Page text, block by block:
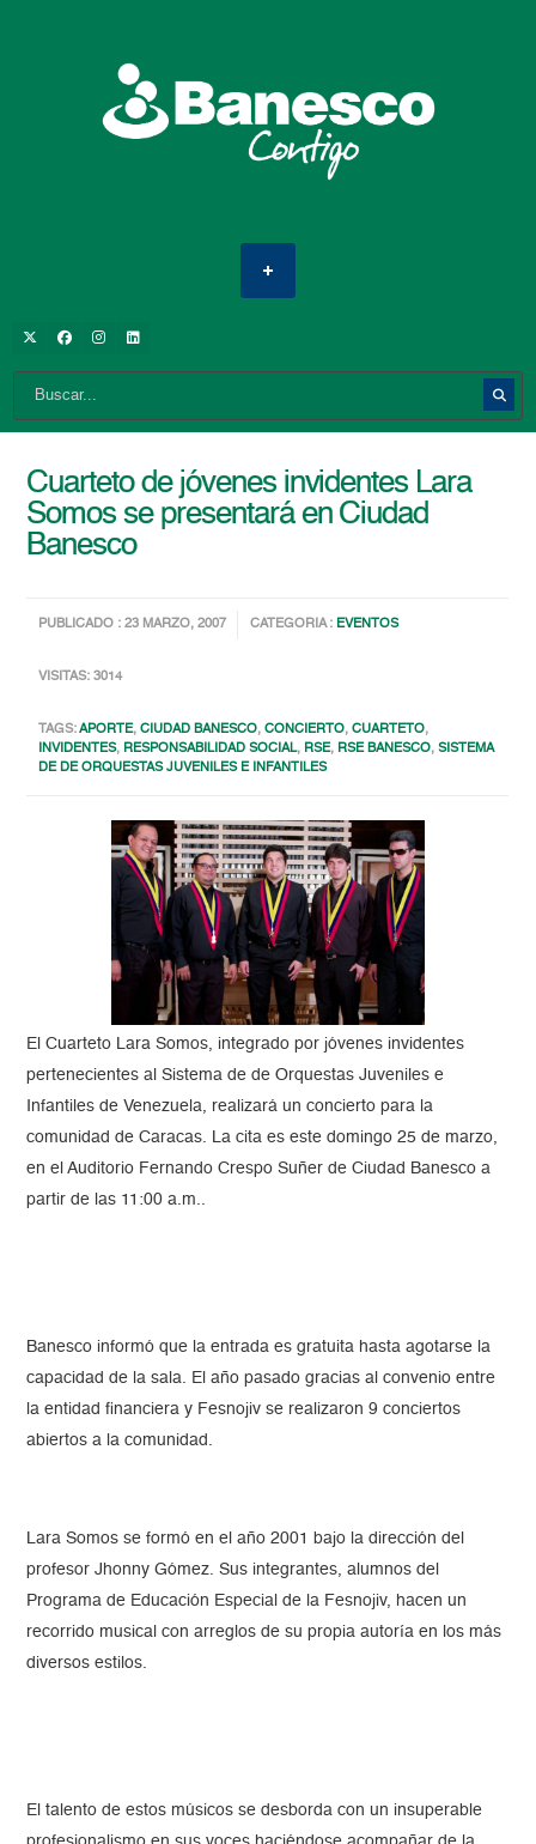
Cuarteto de jóvenes invidentes Lara
Somos se presentará en Ciudad
Banesco
PUBLICADO : 23 MARZO, 2007 CATEGORIA : EVENTOS
VISITAS: 3014
TAGS:APORTE,CIUDAD BANESCO,CONCIERTO,CUARTETO,
INVIDENTES, RESPONSABILIDAD SOCIAL, RSE, RSE BANESCO,SISTEMA
DE DE ORQUESTAS JUVENILES E INFANTILES
El Cuarteto Lara Somos, integrado por jóvenes invidentes
pertenecientes al Sistema de de Orquestas Juveniles e
Infantiles de Venezuela, realizará un concierto para la
comunidad de Caracas. La cita es este domingo 25 de marzo,
en el Auditorio Fernando Crespo Suñer de Ciudad Banesco a
partir de las 11:00 a.m..
Banesco informó que la entrada es gratuita hasta agotarse la
capacidad de la sala. El año pasado gracias al convenio entre
la entidad financiera y Fesnojiv se realizaron 9 conciertos
abiertos a la comunidad.
Lara Somos se formó en el año 2001 bajo la dirección del
profesor Jhonny Gómez. Sus integrantes, alumnos del
Programa de Educación Especial de la Fesnojiv, hacen un
recorrido musical con arreglos de su propia autoría en los más
diversos estilos.
El talento de estos músicos se desborda con un insuperable